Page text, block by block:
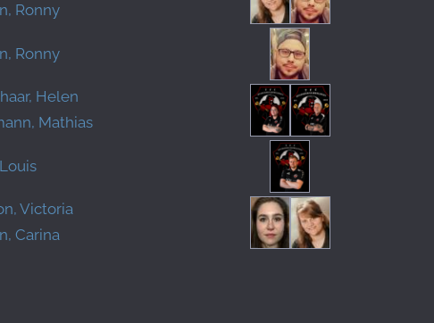
Ronny
Ronny
Helen
Mathias
Victoria
Carina